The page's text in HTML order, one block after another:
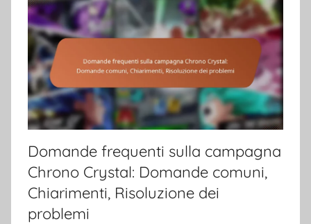
Domande frequenti sulla campagna
Chrono Crystal: Domande comuni,
Chiarimenti, Risoluzione dei
problemi